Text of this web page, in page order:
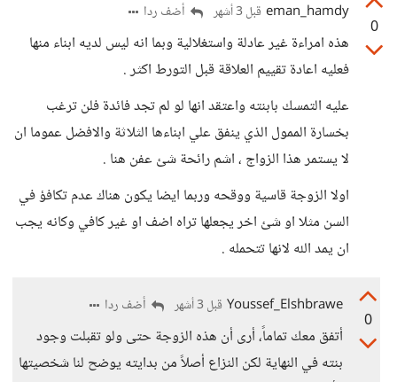
0
eman_hamdy قبل 3 أشهر أضف ردا
هذه امراءة غير عادلة واستغلالية وبما انه ليس لديه ابناء منها
فعليه اعادة تقييم العلاقة قبل التورط اكثر .
عليه التمسك بابنته واعتقد انها لو لم تجد فائدة فلن ترغب
بخسارة الممول الذي ينفق علي ابناءها الثلاثة والافضل عموما ان
لا يستمر هذا الزواج ، اشم رائحة شئ عفن هنا .
اولا الزوجة قاسية ووقحه وربما ايضا يكون هناك عدم تكافؤ في
السن مثلا او شئ اخر يجعلها تراه اضف او غير كافي وكانه يجب
ان يمد الله لانها تتحمله .
0
Youssef_Elshbrawe قبل 3 أشهر أضف ردا
أتفق معك تماماً، أرى أن هذه الزوجة حتى ولو تقبلت وجود
بنته في النهاية لكن النزاع أصلاً من بدايته يوضح لنا شخصيتها